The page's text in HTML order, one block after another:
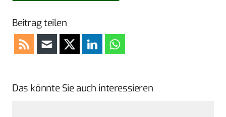
Beitrag teilen
Das könnte Sie auch interessieren